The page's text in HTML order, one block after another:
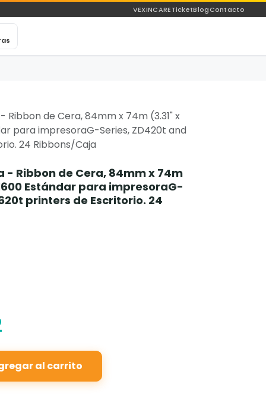
VEXINCARETicketBlogContacto
Ribbon de Cera, 84mm x 74m (3.31" x
para impresoraG-Series, ZD420t and
24 Ribbons/Caja
- Ribbon de Cera, 84mm x 74m
Estándar para impresoraG-
printers de Escritorio. 24
al carrito